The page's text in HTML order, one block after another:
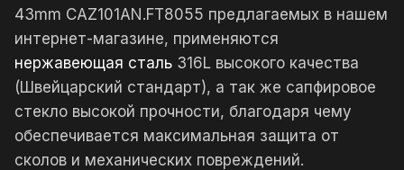
43mm CAZ101AN.FT8055 предлагаемых в нашем
интернет-магазине, применяются
нержавеющая сталь 316L высокого качества
(Швейцарский стандарт), а так же сапфировое
стекло высокой прочности, благодаря чему
обеспечивается максимальная защита от
сколов и механических повреждений.